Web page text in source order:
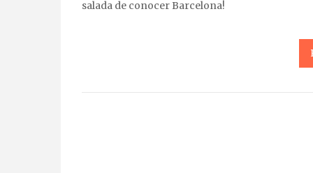
salada de conocer Barcelona!